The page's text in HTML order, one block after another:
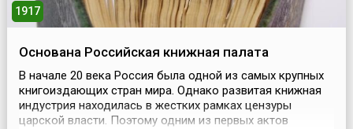
1917
Основана Российская книжная палата
В начале 20 века Россия была одной из самых крупных
книгоиздающих стран мира. Однако развитая книжная
индустрия находилась в жестких рамках цензуры
царской власти. Поэтому одним из первых актов